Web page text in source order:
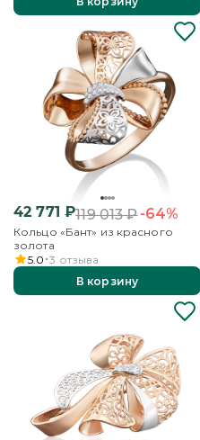
42 771 ₽119 013₽-64%
Кольцо «Бант» из красного
золота
5.0 3 отзыва
В корзину